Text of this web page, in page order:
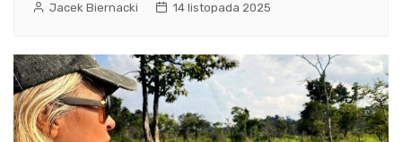
Jacek Biernacki 14 listopada 2025